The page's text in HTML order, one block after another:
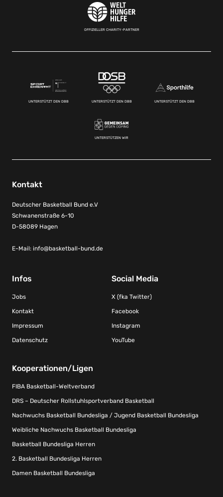
OFFIZIELLER CHARITY-PARTNER
UNTERSTÜTZT DEN DBB UNTERSTÜTZT DEN DBB UNTERSTÜTZT DEN DBB
UNTERSTÜTZEN WIR
Kontakt
Deutscher Basketball Bund e.V
Schwanenstraße 6-10
D-58089 Hagen
E-Mail: info@basketball-bund.de
Infos
Jobs
Kontakt
Impressum
Datenschutz
Social Media
X (fka Twitter)
Facebook
Instagram
YouTube
Kooperationen/Ligen
FIBA Basketball-Weltverband
DRS – Deutscher Rollstuhlsportverband Basketball
Nachwuchs Basketball Bundesliga / Jugend Basketball Bundesliga
Weibliche Nachwuchs Basketball Bundesliga
Basketball Bundesliga Herren
2. Basketball Bundesliga Herren
Damen Basketball Bundesliga